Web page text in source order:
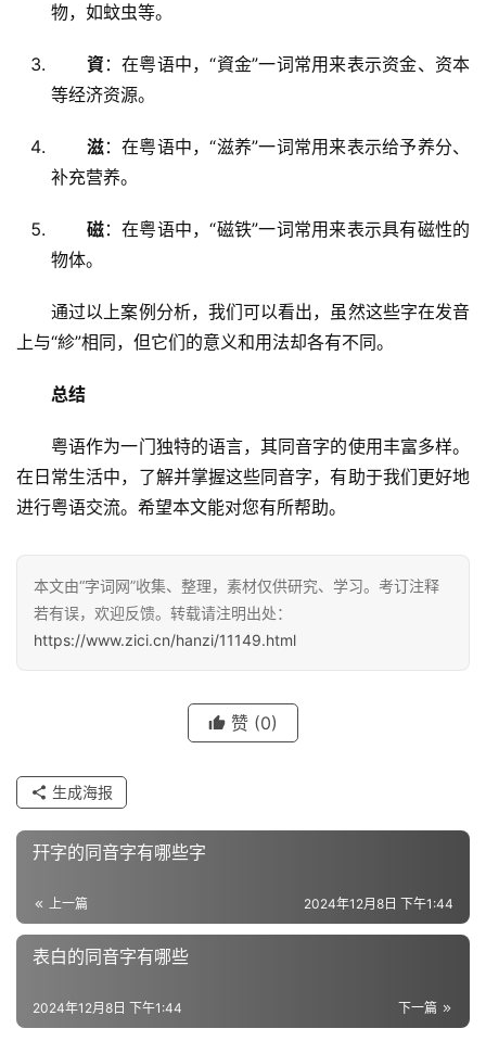
字
反
词
近
义
物，如蚊虫等。
資 ：在粤语中，“資金”一词常用来表示资金、资本
等经济资源。
滋：在粤语中，“滋养”一词常用来表示给予养分、
补充营养。
磁：在粤语中，“磁铁”一词常用来表示具有磁性的
物体。
通过以上案例分析，我们可以看出，虽然这些字在发音
上与“紾”相同，但它们的意义和用法却各有不同。
总结
粤语作为一门独特的语言，其同音字的使用丰富多样。
在日常生活中，了解并掌握这些同音字，有助于我们更好地
进行粤语交流。希望本文能对您有所帮助。
本文由“字词网”收集、整理，素材仅供研究、学习。考订注释
若有误，欢迎反馈。转载请注明出处：
https://www.zici.cn/hanzi/11149.html
赞 (0)
生成海报
幵字的同音字有哪些字
上一篇 2024年12月8日 下午1:44
表白的同音字有哪些
下一篇
2024年12月8日 下午1:44